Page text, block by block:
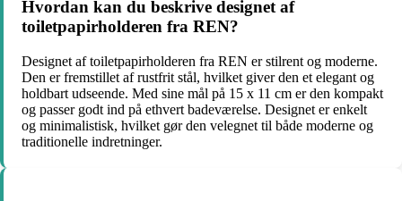
Hvordan kan du beskrive designet af
toiletpapirholderen fra REN?
Designet af toiletpapirholderen fra REN er stilrent og moderne.
Den er fremstillet af rustfrit stål, hvilket giver den et elegant og
holdbart udseende. Med sine mål på 15 x 11 cm er den kompakt
og passer godt ind på ethvert badeværelse. Designet er enkelt
og minimalistisk, hvilket gør den velegnet til både moderne og
traditionelle indretninger.